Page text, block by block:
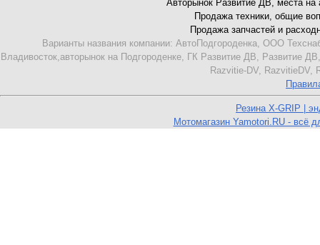
Авторынок Развитие ДВ, места на
Продажа техники, общие
Продажа запчастей и
Варианты названия компании: АвтоПодгороденка, ООО
Владивосток,авторынок на Подгороденке, ГК Развитие ДВ,
Razvitie-DV, RazvitieDV,
Резина X-GRIP |
Мотомагазин Yamotori.RU - всё